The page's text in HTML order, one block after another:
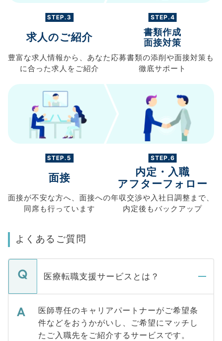
STEP.3
求人のご紹介
豊富な求人情報から、 あなた
に合った求人を ご紹介
STEP.4
書類作成
面接対策
応募書類の添削や面接対策も
徹底サポート
STEP.5
面接
面接が不安な方へ、 面接への
同席も行っています
STEP.6
内定・入職
アフターフォロー
年収交渉や入社日調整まで、
内定後もバックアップ
よくあるご質問
医療転職支援サービスとは？
医師専任のキャリアパートナーがご希望条
件などをおうかがいし、ご希望にマッチし
たご入職先をご紹介するサービスです。